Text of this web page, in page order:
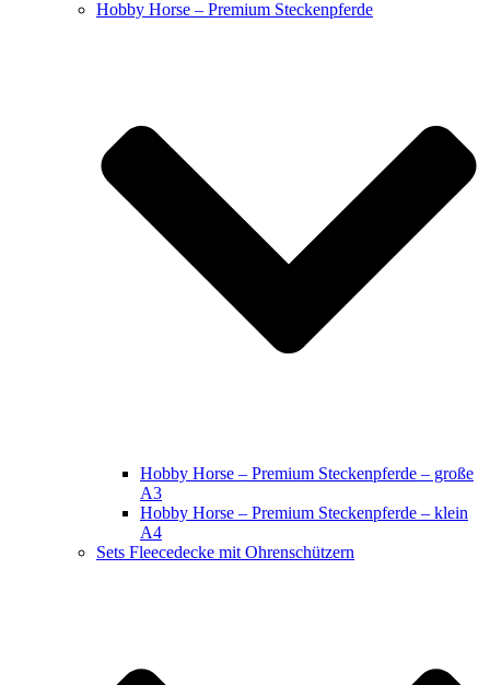
Hobby Horse – Premium Steckenpferde
Hobby Horse – Premium Steckenpferde – große
A3
Hobby Horse – Premium Steckenpferde – klein
A4
Sets Fleecedecke mit Ohrenschützern